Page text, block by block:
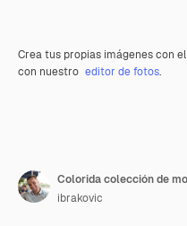
Crea tus propias imágenes con el
con nuestro editor de fotos.
ibrakovic